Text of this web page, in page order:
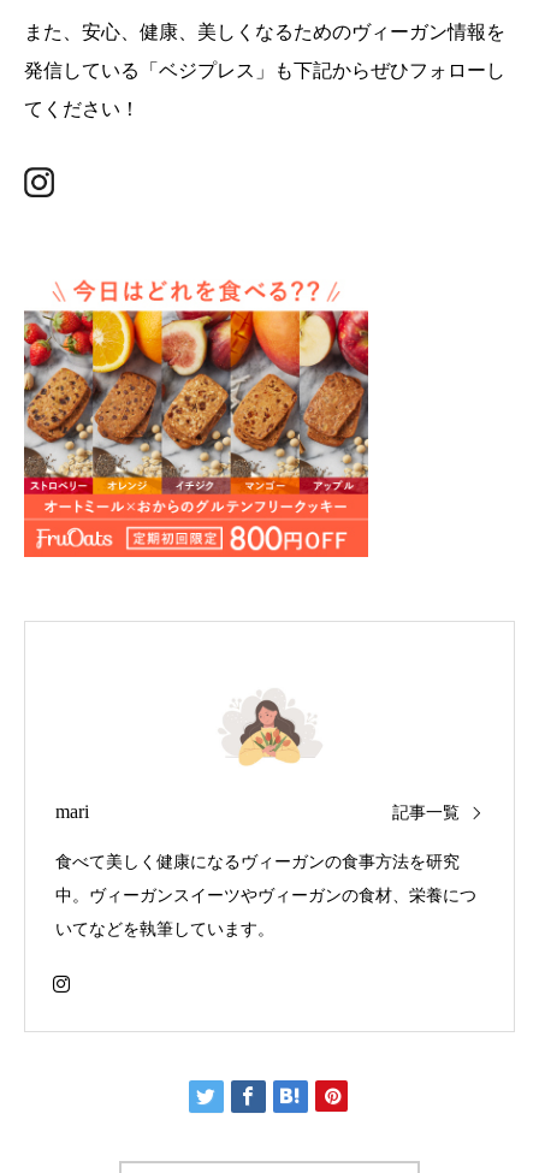
また、安心、健康、美しくなるためのヴィーガン情報を
発信している「ベジプレス」も下記からぜひフォローし
てください！
mari 記事一覧
食べて美しく健康になるヴィーガンの食事方法を研究
中。ヴィーガンスイーツやヴィーガンの食材、栄養につ
いてなどを執筆しています。